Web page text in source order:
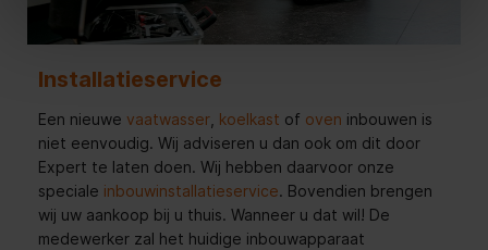
Installatieservice
Een nieuwe vaatwasser koelkast of oven inbouwen is
niet eenvoudig. Wij adviseren u dan ook om dit door
Expert te laten doen. Wij hebben daarvoor onze
speciale inbouwinstallatieservice. Bovendien brengen
wij uw aankoop bij u thuis. Wanneer u dat wil! De
medewerker zal het huidige inbouwapparaat